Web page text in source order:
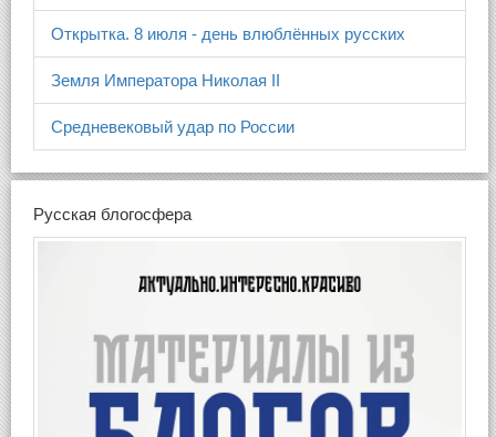
Открытка. 8 июля - день влюблённых русских
Земля Императора Николая II
Средневековый удар по России
Русская блогосфера